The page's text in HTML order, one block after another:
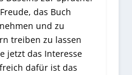
das Buch
und zu
treiben zu lassen
jetzt das Interesse
dafür ist das